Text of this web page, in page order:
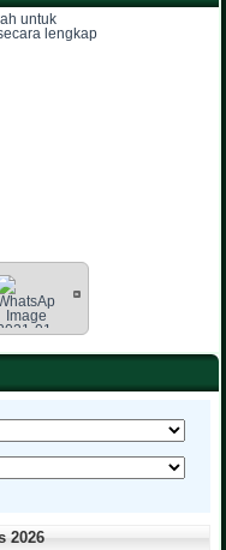
untuk
lengkap
2026